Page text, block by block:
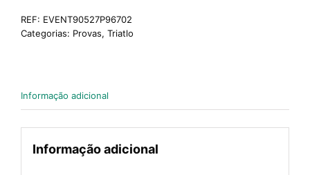
REF: EVENT90527P96702
Categorias: Provas, Triatlo
Informação adicional
Informação adicional